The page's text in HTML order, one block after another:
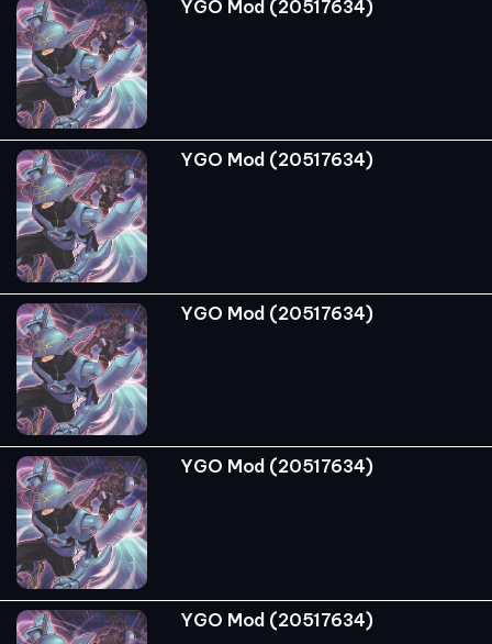
YGO Mod (20517634)
YGO Mod (20517634)
YGO Mod (20517634)
YGO Mod (20517634)
YGO Mod (20517634)